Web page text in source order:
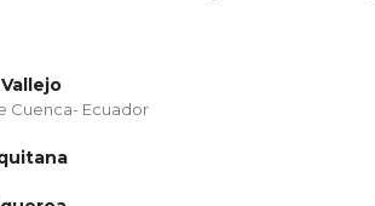
Cuenca- Ecuador